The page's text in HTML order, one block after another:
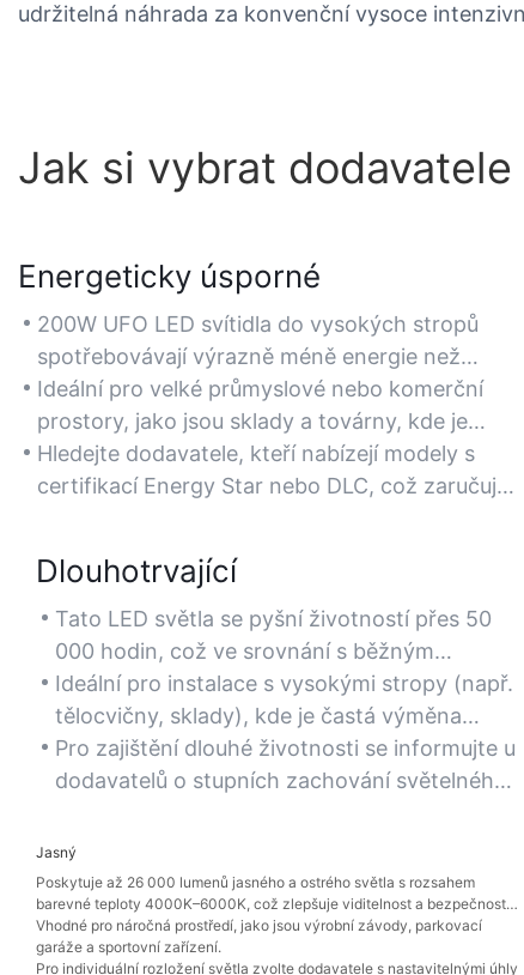
udržitelná náhrada za konvenční vysoce
Jak si vybrat dodavatele
Energeticky úsporné
200W UFO LED svítidla do vysokých stropů
spotřebovávají výrazně méně energie než
tradiční halogenidové nebo zářivkové výbojky
a nabízejí až 70% úsporu energie při zachování
vysoké svítivosti.
Ideální pro velké průmyslové nebo komerční
prostory, jako jsou sklady a továrny, kde je
prioritou snížení nákladů na elektřinu.
Hledejte dodavatele, kteří nabízejí modely s
certifikací Energy Star nebo DLC, což zaručuje
Dlouhotrvající
Tato LED světla se pyšní životností přes 50
000 hodin, což ve srovnání s běžným
osvětlením drasticky snižuje frekvenci výměn
a náklady na údržbu.
Ideální pro instalace s vysokými stropy (např.
tělocvičny, sklady), kde je častá výměna
žárovek nepraktická.
Pro zajištění dlouhé životnosti se informujte u
dodavatelů o stupních zachování světelného
managementu.
Jasný
Poskytuje až 26 000 lumenů jasného a ostrého světla s rozsahem
barevné teploty 4000K–6000K, což zlepšuje viditelnost a bezpečnost
ve špatně osvětlených prostorách.
Vhodné pro náročná prostředí, jako jsou výrobní závody, parkovací
garáže a sportovní zařízení.
Pro individuální rozložení světla zvolte dodavatele s nastavitelnými úhly